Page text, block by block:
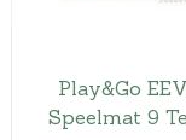
Play&Go
Speelmat 9